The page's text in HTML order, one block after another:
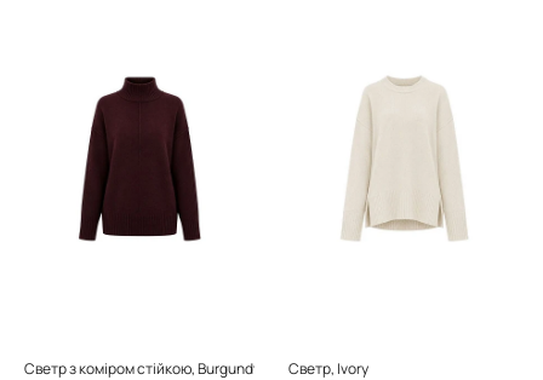
Светр з коміром стійкою, Burgundy Светр, Ivory